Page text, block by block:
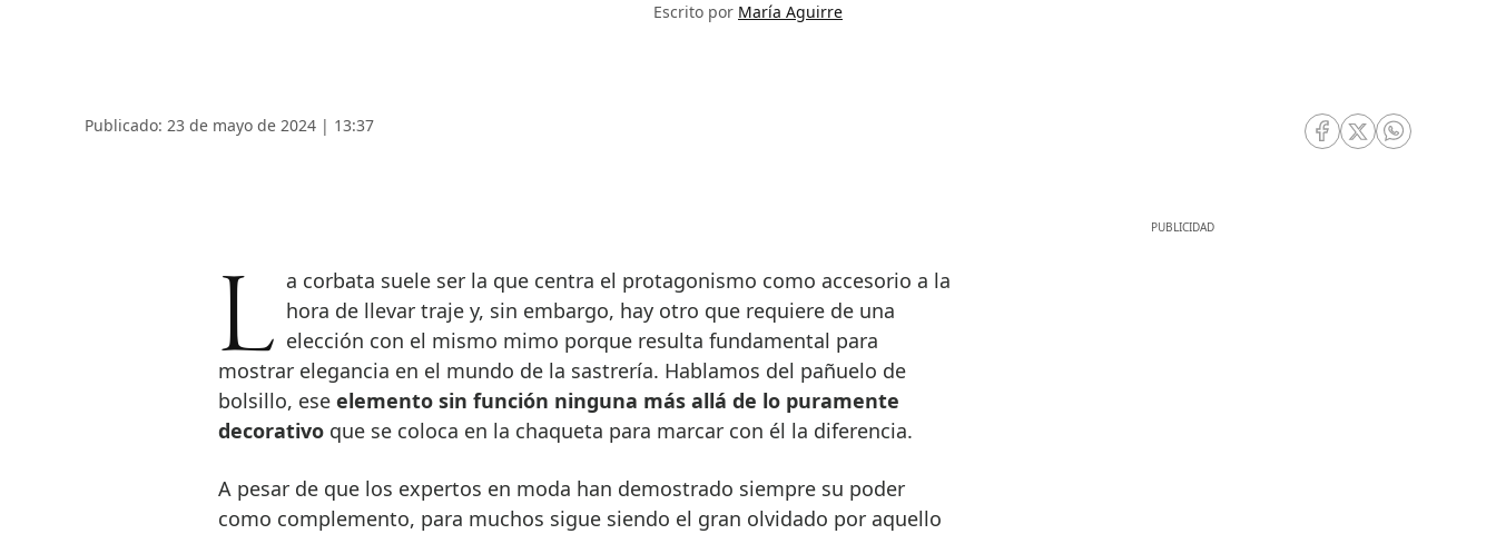
Escrito por María Aguirre
Publicado: 23 de mayo de 2024 | 13:37
RRSS Facebook
RRSS Twitter
RRSS
La corbata suele ser la que centra el protagonismo como accesorio a la hora de llevar traje y, sin embargo, hay otro que requiere de una
elección con el mismo mimo porque resulta fundamental para
mostrar elegancia en el mundo de la sastrería. Hablamos del pañuelo de
bolsillo, ese elemento sin función ninguna más allá de lo puramente
decorativo que se coloca en la chaqueta para marcar con él la diferencia.
A pesar de que los expertos en moda han demostrado siempre su poder
como complemento, para muchos sigue siendo el gran olvidado por aquello